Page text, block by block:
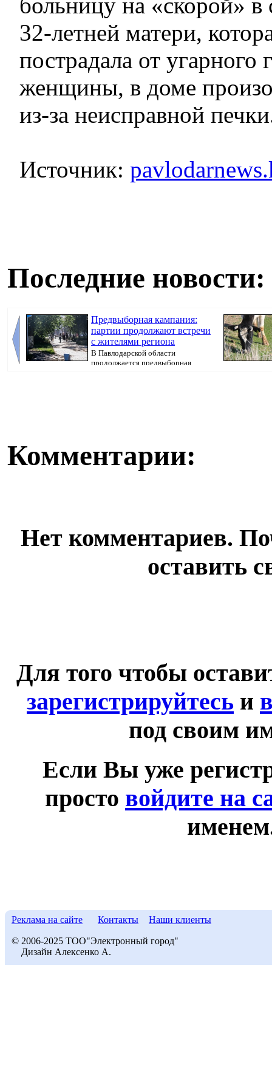
32-летней матери,
пострадала от угарного
женщины, в доме
из-за неисправной
Источник:
Последние новости:
Предвыборная кампания:
партии продолжают встречи
с жителями региона
В Павлодарской области
продолжается предвыборная
Комментарии:
Нет комментариев.
оставить
Для того чтобы
зарегистрируйтесь и
под своим
Если Вы уже
просто войдите на
Реклама на сайте Контакты Наши клиенты
© 2006-2025 ТОО"Электронный город"
Дизайн Алексенко А.